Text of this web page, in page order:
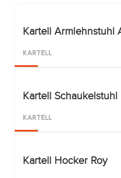
Kartell Armlehnstuhl
KARTELL
Kartell Schaukelstuhl
KARTELL
Kartell Hocker Roy